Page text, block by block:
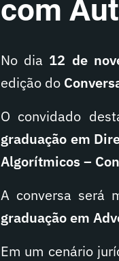
com
No dia 12 de
edição do
O convidado
graduação em
Algorítmicos –
A conversa será
graduação em
Em um cenário